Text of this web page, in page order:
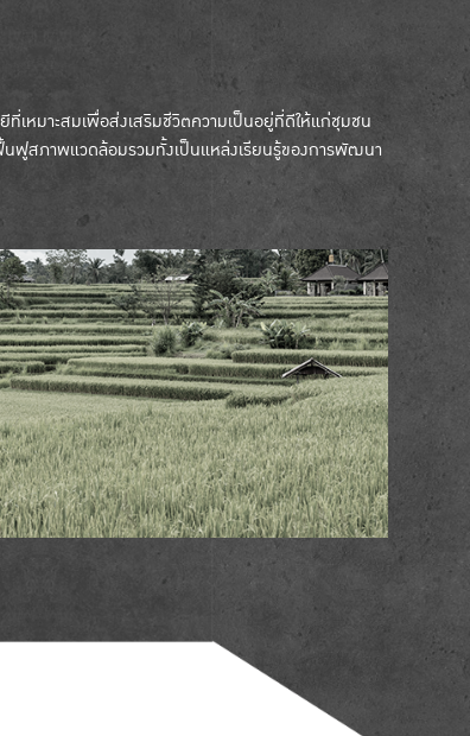
ที่เหมาะสมเพื่อส่งเสริมชีวิตความเป็นอยู่ที่ดีให้แก่ชุมชน
ฟูสภาพแวดล้อมรวมทั้งเป็นแหล่งเรียนรู้ของการพัฒนา